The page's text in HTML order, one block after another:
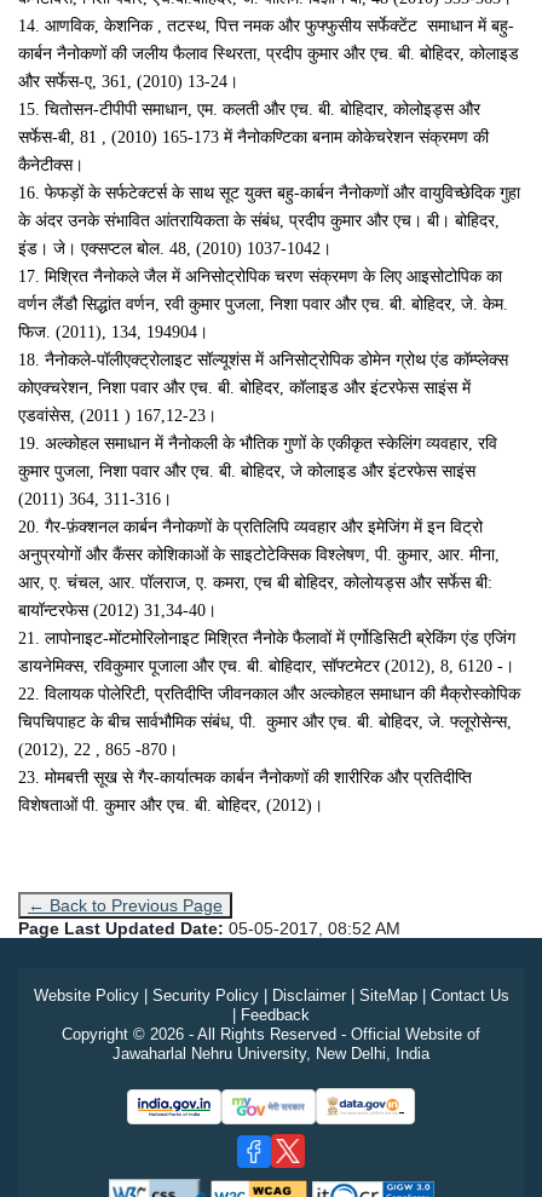
14. आणविक, केशनिक , तटस्थ, पित्त नमक और फुफ्फुसीय सर्फेक्टेंट समाधान में बहु-
कार्बन नैनोकणों की जलीय फैलाव स्थिरता, प्रदीप कुमार और एच. बी. बोहिदर, कोलाइड
और सर्फेस-ए, 361, (2010) 13-24।
15. चितोसन-टीपीपी समाधान, एम. कलती और एच. बी. बोहिदार, कोलोइड्स और
सर्फेस-बी, 81 , (2010) 165-173 में नैनोकण्टिका बनाम कोकेचरेशन संक्रमण की
कैनेटीक्स।
16. फेफड़ों के सर्फटेक्टर्स के साथ सूट युक्त बहु-कार्बन नैनोकणों और वायुविच्छेदिक गुहा
के अंदर उनके संभावित आंतरायिकता के संबंध, प्रदीप कुमार और एच। बी। बोहिदर,
इंड। जे। एक्सप्टल बोल. 48, (2010) 1037-1042।
17. मिश्रित नैनोकले जैल में अनिसोट्रोपिक चरण संक्रमण के लिए आइसोटोपिक का
वर्णन लैंडौ सिद्धांत वर्णन, रवी कुमार पुजला, निशा पवार और एच. बी. बोहिदर, जे. केम.
फिज. (2011), 134, 194904।
18. नैनोकले-पॉलीएक्ट्रोलाइट सॉल्यूशंस में अनिसोट्रोपिक डोमेन ग्रोथ एंड कॉम्प्लेक्स
कोएक्चरेशन, निशा पवार और एच. बी. बोहिदर, कॉलाइड और इंटरफेस साइंस में
एडवांसेस, (2011 ) 167,12-23।
19. अल्कोहल समाधान में नैनोकली के भौतिक गुणों के एकीकृत स्केलिंग व्यवहार, रवि
कुमार पुजला, निशा पवार और एच. बी. बोहिदर, जे कोलाइड और इंटरफेस साइंस
(2011) 364, 311-316।
20. गैर-फ़ंक्शनल कार्बन नैनोकणों के प्रतिलिपि व्यवहार और इमेजिंग में इन विट्रो
अनुप्रयोगों और कैंसर कोशिकाओं के साइटोटेक्सिक विश्लेषण, पी. कुमार, आर. मीना,
आर, ए. चंचल, आर. पॉलराज, ए. कमरा, एच बी बोहिदर, कोलोयड्स और सर्फेस बी:
बायॉन्टरफेस (2012) 31,34-40।
21. लापोनाइट-मोंटमोरिलोनाइट मिश्रित नैनोके फैलावों में एर्गोडिसिटी ब्रेकिंग एंड एजिंग
डायनेमिक्स, रविकुमार पूजाला और एच. बी. बोहिदार, सॉफ्टमेटर (2012), 8, 6120 -।
22. विलायक पोलेरिटी, प्रतिदीप्ति जीवनकाल और अल्कोहल समाधान की मैक्रोस्कोपिक
चिपचिपाहट के बीच सार्वभौमिक संबंध, पी. कुमार और एच. बी. बोहिदर, जे. फ्लूरोसेन्स,
(2012), 22 , 865 -870।
23. मोमबत्ती सूख से गैर-कार्यात्मक कार्बन नैनोकणों की शारीरिक और प्रतिदीप्ति
विशेषताओं पी. कुमार और एच. बी. बोहिदर, (2012)।
← Back to Previous Page
Page Last Updated Date: 05-05-2017, 08:52 AM
Website Policy| Security Policy| Disclaimer| SiteMap| Contact Us
Feedback
Copyright © 2026 - All Rights Reserved - Official Website of
Jawaharlal Nehru University, New Delhi, India